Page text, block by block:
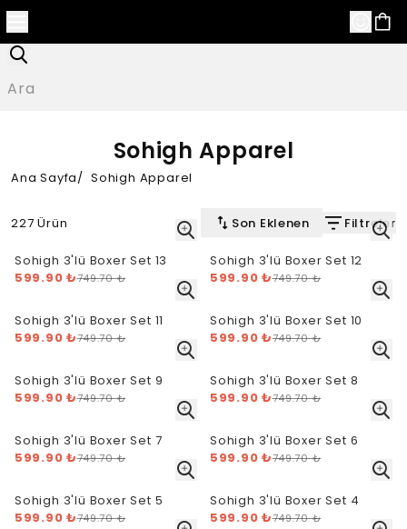
Sohigh Apparel
Ana Sayfa/ Sohigh Apparel
227 Ürün Son Eklenen Filtreler
Sohigh 3'lü Boxer Set 13
599.90 ₺749.70 ₺
Sohigh 3'lü Boxer Set 12
599.90 ₺749.70 ₺
Sohigh 3'lü Boxer Set 11
599.90 ₺749.70 ₺
Sohigh 3'lü Boxer Set 10
599.90 ₺749.70 ₺
Sohigh 3'lü Boxer Set 9
599.90 ₺749.70 ₺
Sohigh 3'lü Boxer Set 8
599.90 ₺749.70 ₺
Sohigh 3'lü Boxer Set 7
599.90 ₺749.70 ₺
Sohigh 3'lü Boxer Set 6
599.90 ₺749.70 ₺
Sohigh 3'lü Boxer Set 5
599.90 ₺749.70 ₺
Sohigh 3'lü Boxer Set 4
599.90 ₺749.70 ₺